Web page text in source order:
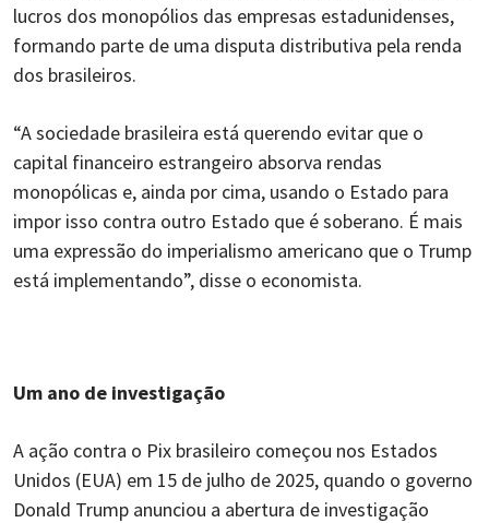
lucros dos monopólios das empresas estadunidenses,
formando parte de uma disputa distributiva pela renda
dos brasileiros.
“A sociedade brasileira está querendo evitar que o
capital financeiro estrangeiro absorva rendas
monopólicas e, ainda por cima, usando o Estado para
impor isso contra outro Estado que é soberano. É mais
uma expressão do imperialismo americano que o Trump
está implementando”, disse o economista.
Um ano de investigação
A ação contra o Pix brasileiro começou nos Estados
Unidos (EUA) em 15 de julho de 2025, quando o governo
Donald Trump anunciou a abertura de investigação